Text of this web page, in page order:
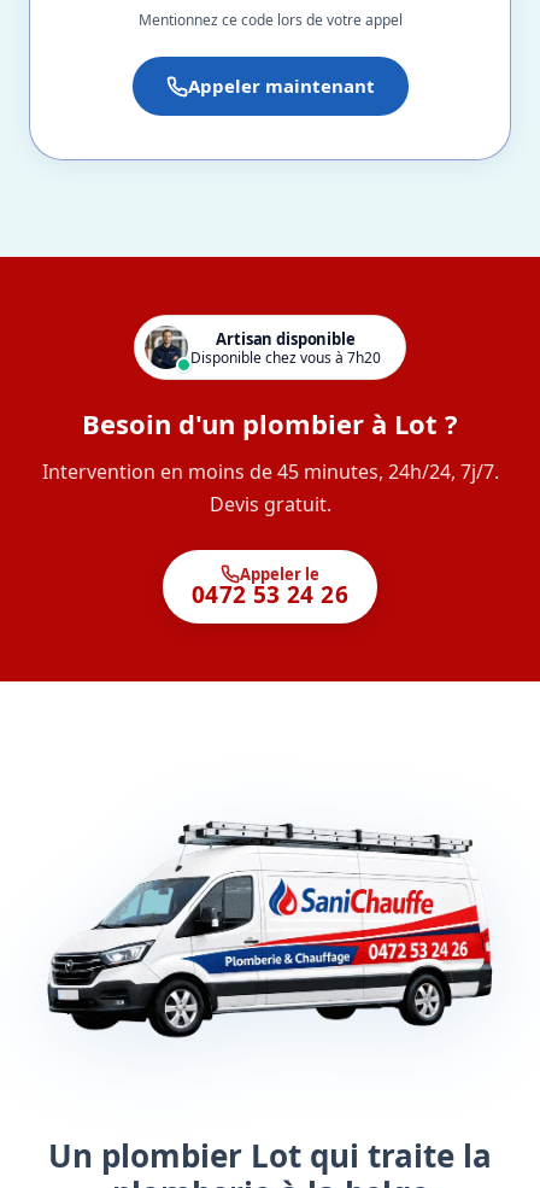
Mentionnez ce code lors de votre appel
Appeler maintenant
Artisan disponible
Disponible chez vous à 7h20
Besoin d'un plombier à Lot ?
Intervention en moins de 45 minutes, 24h/24, 7j/7.
Devis gratuit.
Appeler le
0472 53 24 26
Un plombier Lot qui traite la